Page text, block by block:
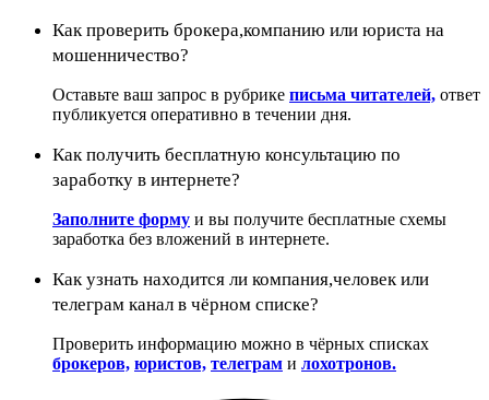
Как проверить брокера,компанию или юриста на
мошенничество?
Оставьте ваш запрос в рубрике письма читателей, ответ
публикуется оперативно в течении дня.
Как получить бесплатную консультацию по
заработку в интернете?
Заполните форму и вы получите бесплатные схемы
заработка без вложений в интернете.
Как узнать находится ли компания,человек или
телеграм канал в чёрном списке?
Проверить информацию можно в чёрных списках
брокеров, юристов, телеграм и лохотронов.